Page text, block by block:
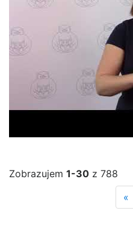
Zobrazujem 1-30 z 788
«